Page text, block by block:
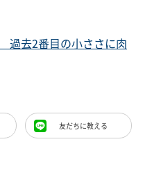
去2番目の小ささに肉
友だちに教える